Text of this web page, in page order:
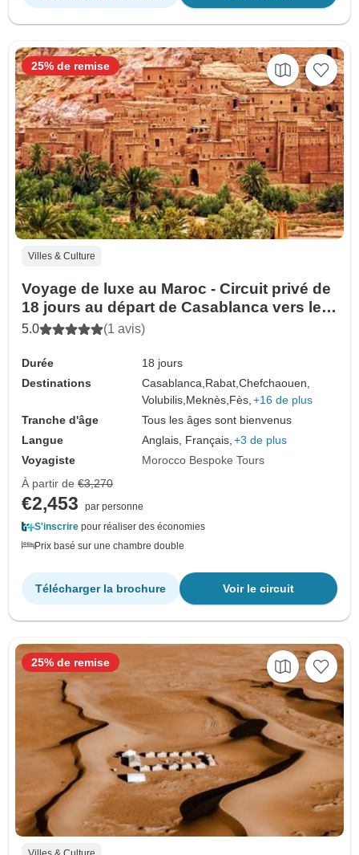
Villes & Culture
Voyage de luxe au Maroc - Circuit privé de
18 jours au départ de Casablanca vers les
villes impériales, les montagnes de l'Atlas
5.0 (1 avis)
Durée
18 jours
Destinations
Casablanca,Rabat,Chefchaouen,
Volubilis,Meknès,Fès, +16 de plus
Tranche d'âge
Tous les âges sont bienvenus
Langue
Anglais, Français, +3 de plus
Voyagiste
Morocco Bespoke Tours
25% de remise
À partir de €3,270
€2,453
par personne
S'inscrire pour réaliser des économies
Prix basé sur une chambre double
Voir le circuit
Télécharger la brochure
25% de remise